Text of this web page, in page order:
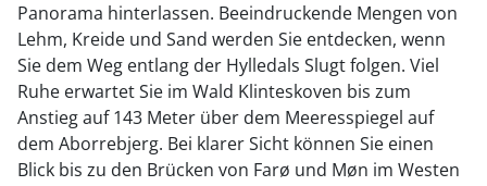
Panorama hinterlassen. Beeindruckende Mengen von
Lehm, Kreide und Sand werden Sie entdecken, wenn
Sie dem Weg entlang der Hylledals Slugt folgen. Viel
Ruhe erwartet Sie im Wald Klinteskoven bis zum
Anstieg auf 143 Meter über dem Meeresspiegel auf
dem Aborrebjerg. Bei klarer Sicht können Sie einen
Blick bis zu den Brücken von Farø und Møn im Westen